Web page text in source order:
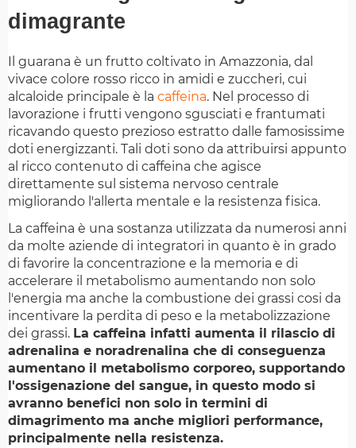
dimagrante
Il guarana è un frutto coltivato in Amazzonia, dal
vivace colore rosso ricco in amidi e zuccheri, cui
alcaloide principale è la caffeina. Nel processo di
lavorazione i frutti vengono sgusciati e frantumati
ricavando questo prezioso estratto dalle famosissime
doti energizzanti. Tali doti sono da attribuirsi appunto
al ricco contenuto di caffeina che agisce
direttamente sul sistema nervoso centrale
migliorando l'allerta mentale e la resistenza fisica.
La caffeina è una sostanza utilizzata da numerosi anni
da molte aziende di integratori in quanto è in grado
di favorire la concentrazione e la memoria e di
accelerare il metabolismo aumentando non solo
l'energia ma anche la combustione dei grassi cosi da
incentivare la perdita di peso e la metabolizzazione
dei grassi. La caffeina infatti aumenta il rilascio di
adrenalina e noradrenalina che di conseguenza
aumentano il metabolismo corporeo, supportando
l'ossigenazione del sangue, in questo modo si
avranno benefici non solo in termini di
dimagrimento ma anche migliori performance,
principalmente nella resistenza.